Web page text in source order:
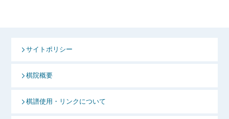
サイトポリシー
棋院概要
棋譜使用・リンクについて